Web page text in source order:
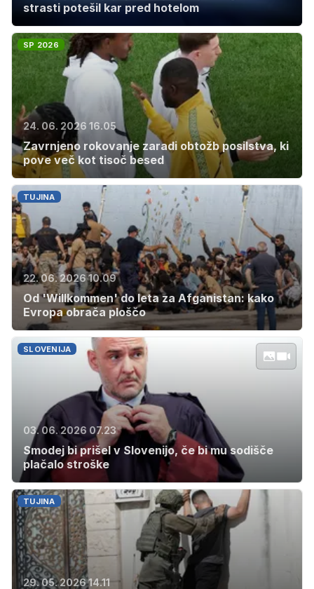
strasti potešil kar pred hotelom
SP 2026
24. 06. 2026 16.05
Zavrnjeno rokovanje zaradi obtožb posilstva, ki
pove več kot tisoč besed
TUJINA
22. 06. 2026 10.09
Od 'Willkommen' do leta za Afganistan: kako
Evropa obrača ploščo
SLOVENIJA
03. 06. 2026 07.23
Smodej bi prišel v Slovenijo, če bi mu sodišče
plačalo stroške
TUJINA
29. 05. 2026 14.11